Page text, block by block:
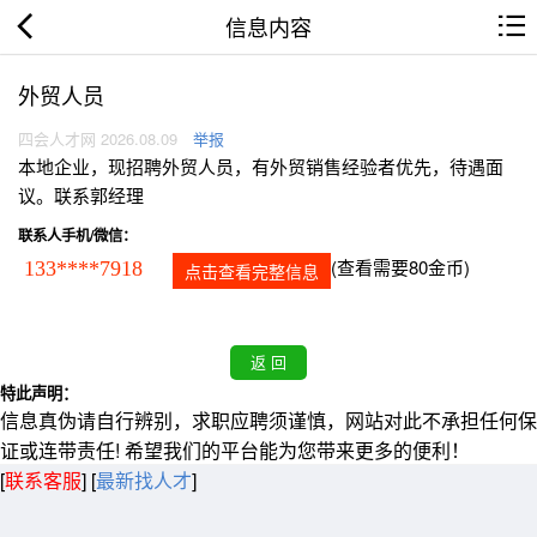
信息内容
外贸人员
四会人才网 2026.08.09 举报
本地企业，现招聘外贸人员，有外贸销售经验者优先，待遇面
议。联系郭经理
联系人手机/微信：
133****7918 点击查看完整信息 (查看需要80金币)
特此声明：
信息真伪请自行辨别，求职应聘须谨慎，网站对此不承担任何保
证或连带责任! 希望我们的平台能为您带来更多的便利！
[联系客服] [最新找人才]